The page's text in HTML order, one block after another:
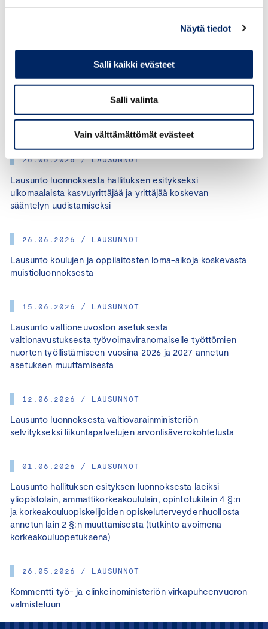
Näytä tiedot
Salli kaikki evästeet
Salli valinta
Vain välttämättömät evästeet
26.06.2026 / LAUSUNNOT
Lausunto luonnoksesta hallituksen esitykseksi
ulkomaalaista kasvuyrittäjää ja yrittäjää koskevan
sääntelyn uudistamiseksi
26.06.2026 / LAUSUNNOT
Lausunto koulujen ja oppilaitosten loma-aikoja koskevasta
muistioluonnoksesta
15.06.2026 / LAUSUNNOT
Lausunto valtioneuvoston asetuksesta
valtionavustuksesta työvoimaviranomaiselle työttömien
nuorten työllistämiseen vuosina 2026 ja 2027 annetun
asetuksen muuttamisesta
12.06.2026 / LAUSUNNOT
Lausunto luonnoksesta valtiovarainministeriön
selvitykseksi liikuntapalvelujen arvonlisäverokohtelusta
01.06.2026 / LAUSUNNOT
Lausunto hallituksen esityksen luonnoksesta laeiksi
yliopistolain, ammattikorkeakoululain, opintotukilain 4 §:n
ja korkeakouluopiskelijoiden opiskeluterveydenhuollosta
annetun lain 2 §:n muuttamisesta (tutkinto avoimena
korkeakouluopetuksena)
26.05.2026 / LAUSUNNOT
Kommentti työ- ja elinkeinoministeriön virkapuheenvuoron
valmisteluun